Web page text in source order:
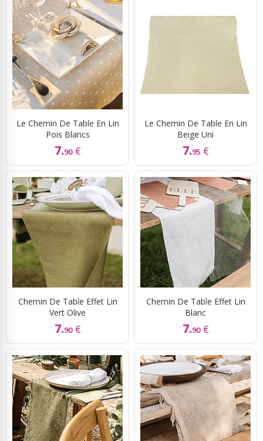
Le Chemin De Table En Lin
Pois Blancs
7.90 €
Le Chemin De Table En Lin
Beige Uni
7.95 €
Chemin De Table Effet Lin
Vert Olive
7.90 €
Chemin De Table Effet Lin
Blanc
7.90 €